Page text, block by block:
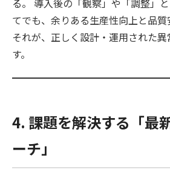
る。 導入後の「観察」や「調整」
てでも、余りある生産性向上と品質
それが、正しく設計・運用された
す。
4. 課題を解決する「最
ーチ」